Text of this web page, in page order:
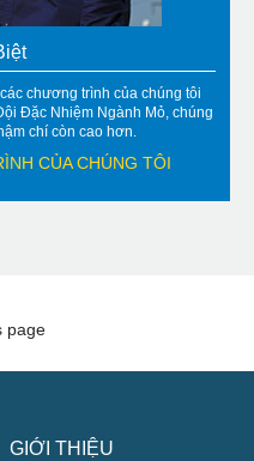
chương trình của chúng tôi
Đặc Nhiệm Ngành Mỏ, chúng
chí còn cao hơn.
CỦA CHÚNG TÔI
page
GIỚI THIỆU